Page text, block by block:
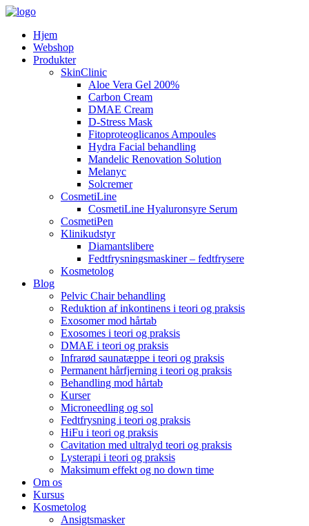
Hjem
Webshop
Produkter
SkinClinic
Aloe Vera Gel 200%
Carbon Cream
DMAE Cream
D-Stress Mask
Fitoproteoglicanos Ampoules
Hydra Facial behandling
Mandelic Renovation Solution
Melanyc
Solcremer
CosmetiLine
CosmetiLine Hyaluronsyre Serum
CosmetiPen
Klinikudstyr
Diamantslibere
Fedtfrysningsmaskiner – fedtfrysere
Kosmetolog
Blog
Pelvic Chair behandling
Reduktion af inkontinens i teori og praksis
Exosomer mod hårtab
Exosomes i teori og praksis
DMAE i teori og praksis
Infrarød saunatæppe i teori og praksis
Permanent hårfjerning i teori og praksis
Behandling mod hårtab
Kurser
Microneedling og sol
Fedtfrysning i teori og praksis
HiFu i teori og praksis
Cavitation med ultralyd teori og praksis
Lysterapi i teori og praksis
Maksimum effekt og no down time
Om os
Kursus
Kosmetolog
Ansigtsmasker